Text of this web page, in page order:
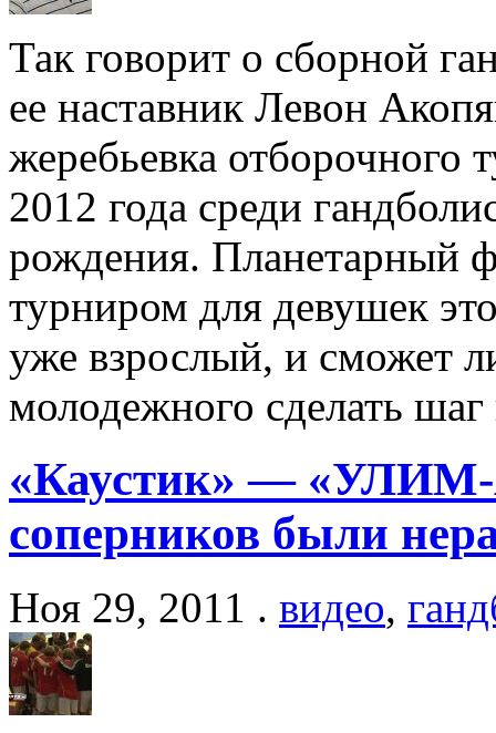
Так говорит о сборной
ее наставник Левон
жеребьевка отборочного
2012 года среди
рождения. Планетарный
турниром для девушек
уже взрослый, и сможет
молодежного сделать
«Каустик» —
соперников были
Ноя 29, 2011 . видео,